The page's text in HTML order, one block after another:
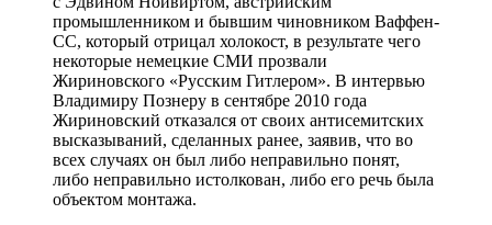
промышленником и бывшим чиновником Ваффен-
СС, который отрицал холокост, в результате чего
некоторые немецкие СМИ прозвали
Жириновского «Русским Гитлером». В интервью
Владимиру Познеру в сентябре 2010 года
Жириновский отказался от своих антисемитских
высказываний, сделанных ранее, заявив, что во
всех случаях он был либо неправильно понят,
либо неправильно истолкован, либо его речь была
объектом монтажа.